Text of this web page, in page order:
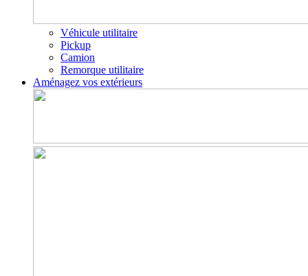
Véhicule utilitaire
Pickup
Camion
Remorque utilitaire
Aménagez vos extérieurs